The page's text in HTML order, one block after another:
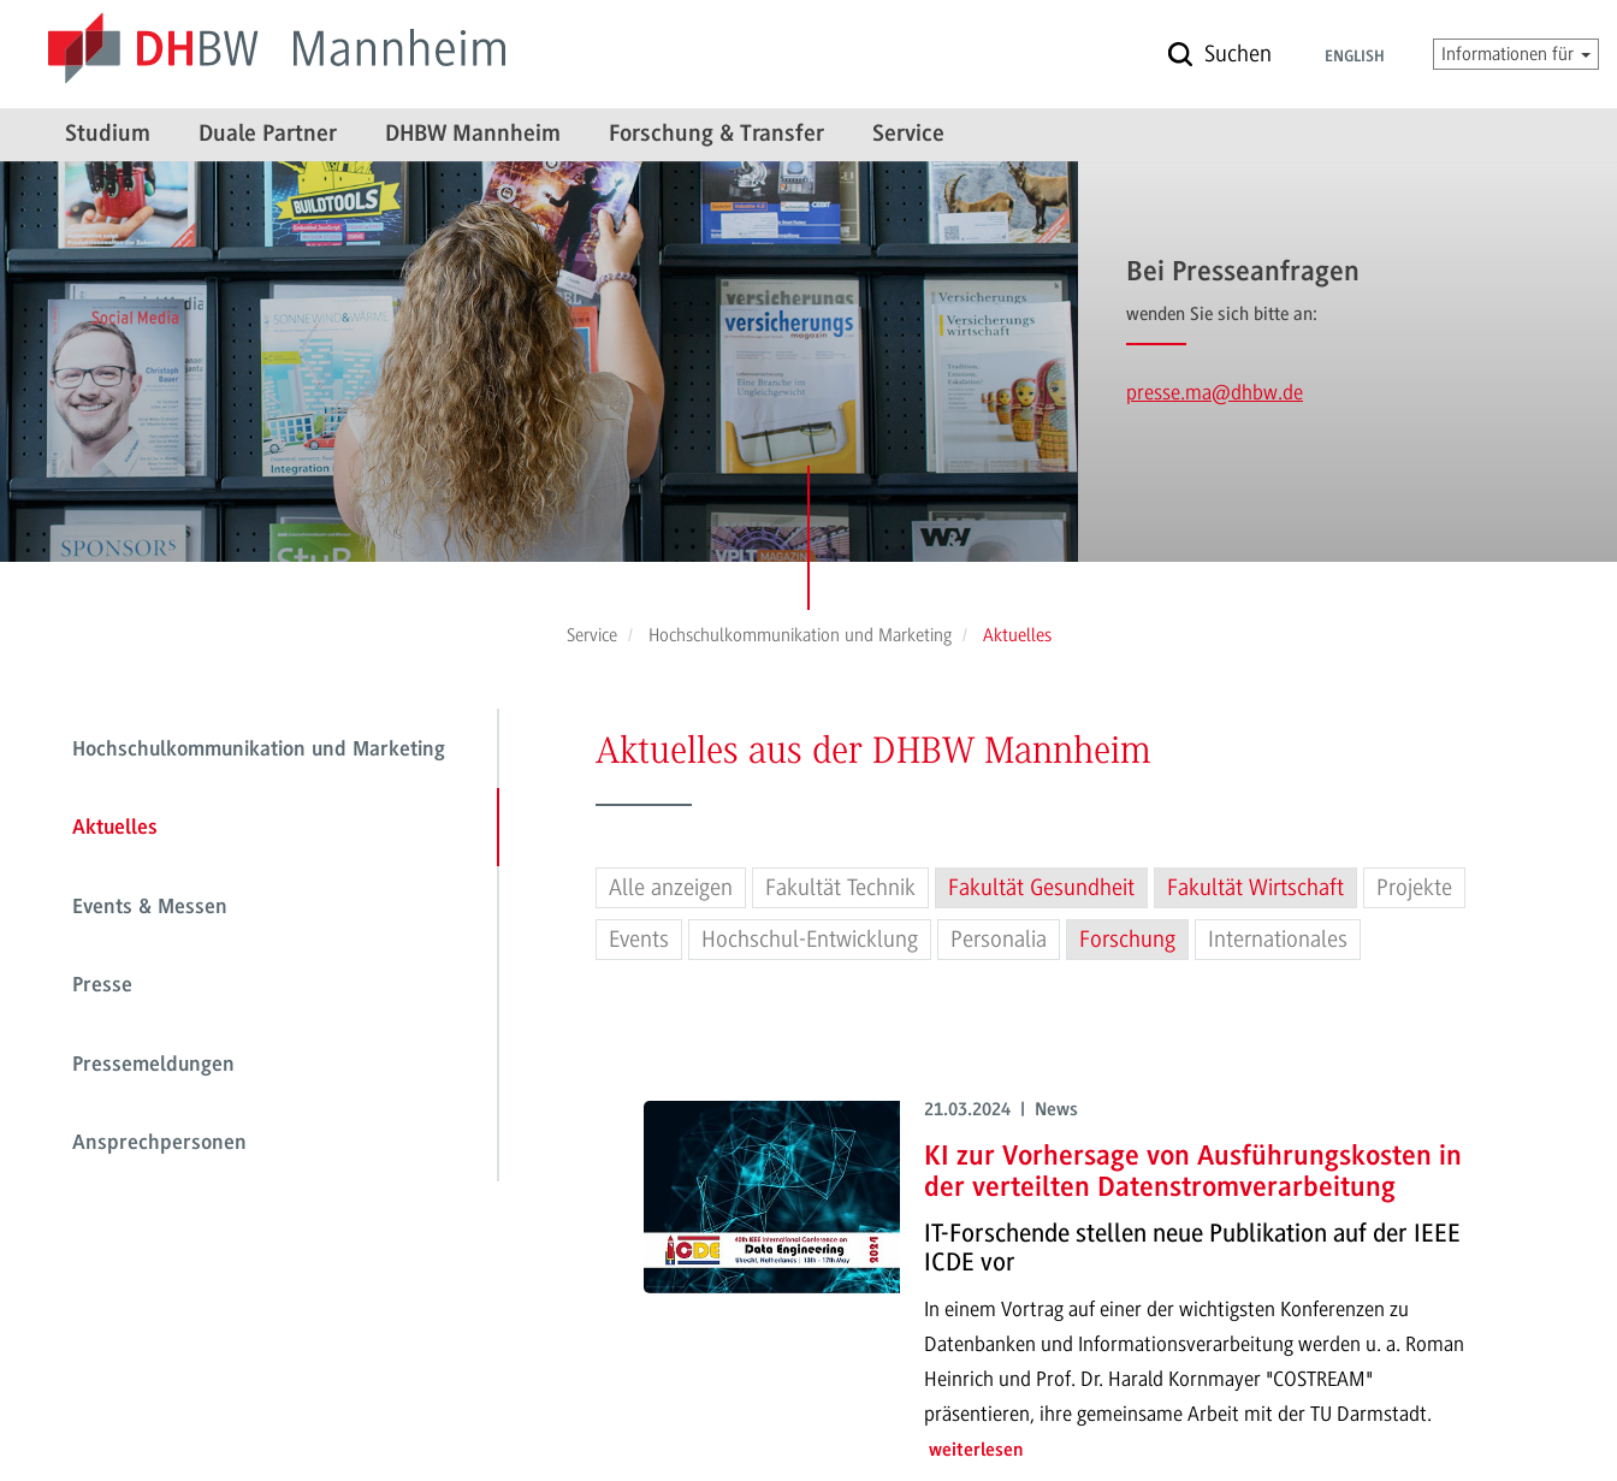
Suchen ENGLISH Informationen für
Studium Duale Partner DHBW Mannheim Forschung & Transfer Service
Bei Presseanfragen
wenden Sie sich bitte an:
presse.ma@dhbw.de
Service Hochschulkommunikation und Marketing Aktuelles
Hochschulkommunikation und Marketing
Aktuelles
Events & Messen
Presse
Pressemeldungen
Ansprechpersonen
Aktuelles aus der DHBW Mannheim
Alle anzeigen Fakultät Technik Fakultät Gesundheit Fakultät Wirtschaft
Projekte
Events
Hochschul-Entwicklung Personalia Forschung Internationales
21.03.2024 | News
KI zur Vorhersage von Ausführungskosten in
der verteilten Datenstromverarbeitung
IT-Forschende stellen neue Publikation auf der IEEE
ICDE vor
In einem Vortrag auf einer der wichtigsten Konferenzen zu
Datenbanken und Informationsverarbeitung werden u. a. Roman
Heinrich und Prof. Dr. Harald Kornmayer "COSTREAM"
präsentieren, ihre gemeinsame Arbeit mit der TU Darmstadt.
weiterlesen